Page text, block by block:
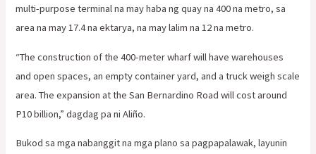
multi-purpose terminal na may haba ng quay na 400 na metro, sa
area na may 17.4 na ektarya, na may lalim na 12 na metro.
“The construction of the 400-meter wharf will have warehouses
and open spaces, an empty container yard, and a truck weigh scale
area. The expansion at the San Bernardino Road will cost around
P10 billion,” dagdag pa ni Aliño.
Bukod sa mga nabanggit na mga plano sa pagpapalawak, layunin